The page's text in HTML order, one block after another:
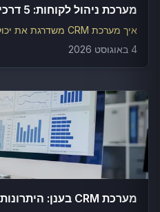
מערכת ניהול לקוחות: 5 דרכים לסגור יותר עסקאות
איך מערכת CRM משדרגת את יכולת המכירה שלך
4 באוגוסט 2026
מערכת CRM בענן: היתרונות המובילים לעסקים